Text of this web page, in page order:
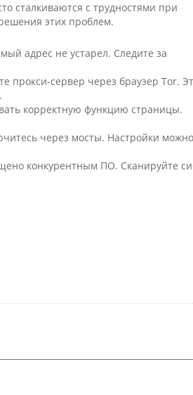
сталкиваются с трудностями при
этих проблем.
адрес не устарел. Следите за
прокси-сервер через браузер Tor.
корректную функцию страницы.
через мосты. Настройки можно
конкурентным ПО. Сканируйте